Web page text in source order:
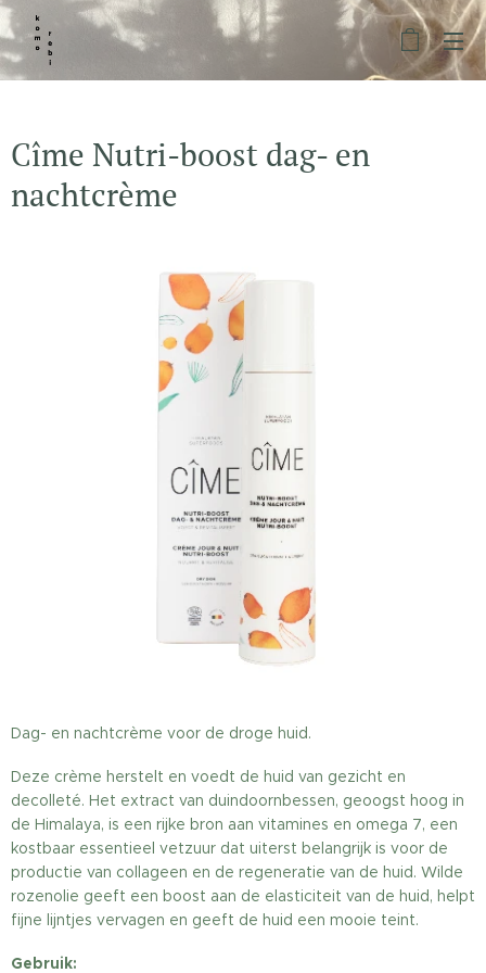
Cîme Nutri-boost dag- en
nachtcrème
Dag- en nachtcrème voor de droge huid.
Deze crème herstelt en voedt de huid van gezicht en
decolleté. Het extract van duindoornbessen, geoogst hoog in
de Himalaya, is een rijke bron aan vitamines en omega 7, een
kostbaar essentieel vetzuur dat uiterst belangrijk is voor de
productie van collageen en de regeneratie van de huid. Wilde
rozenolie geeft een boost aan de elasticiteit van de huid, helpt
fijne lijntjes vervagen en geeft de huid een mooie teint.
Gebruik: